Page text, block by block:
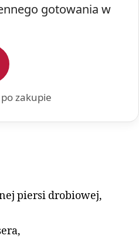
gotowania w
zakupie
piersi drobiowej,